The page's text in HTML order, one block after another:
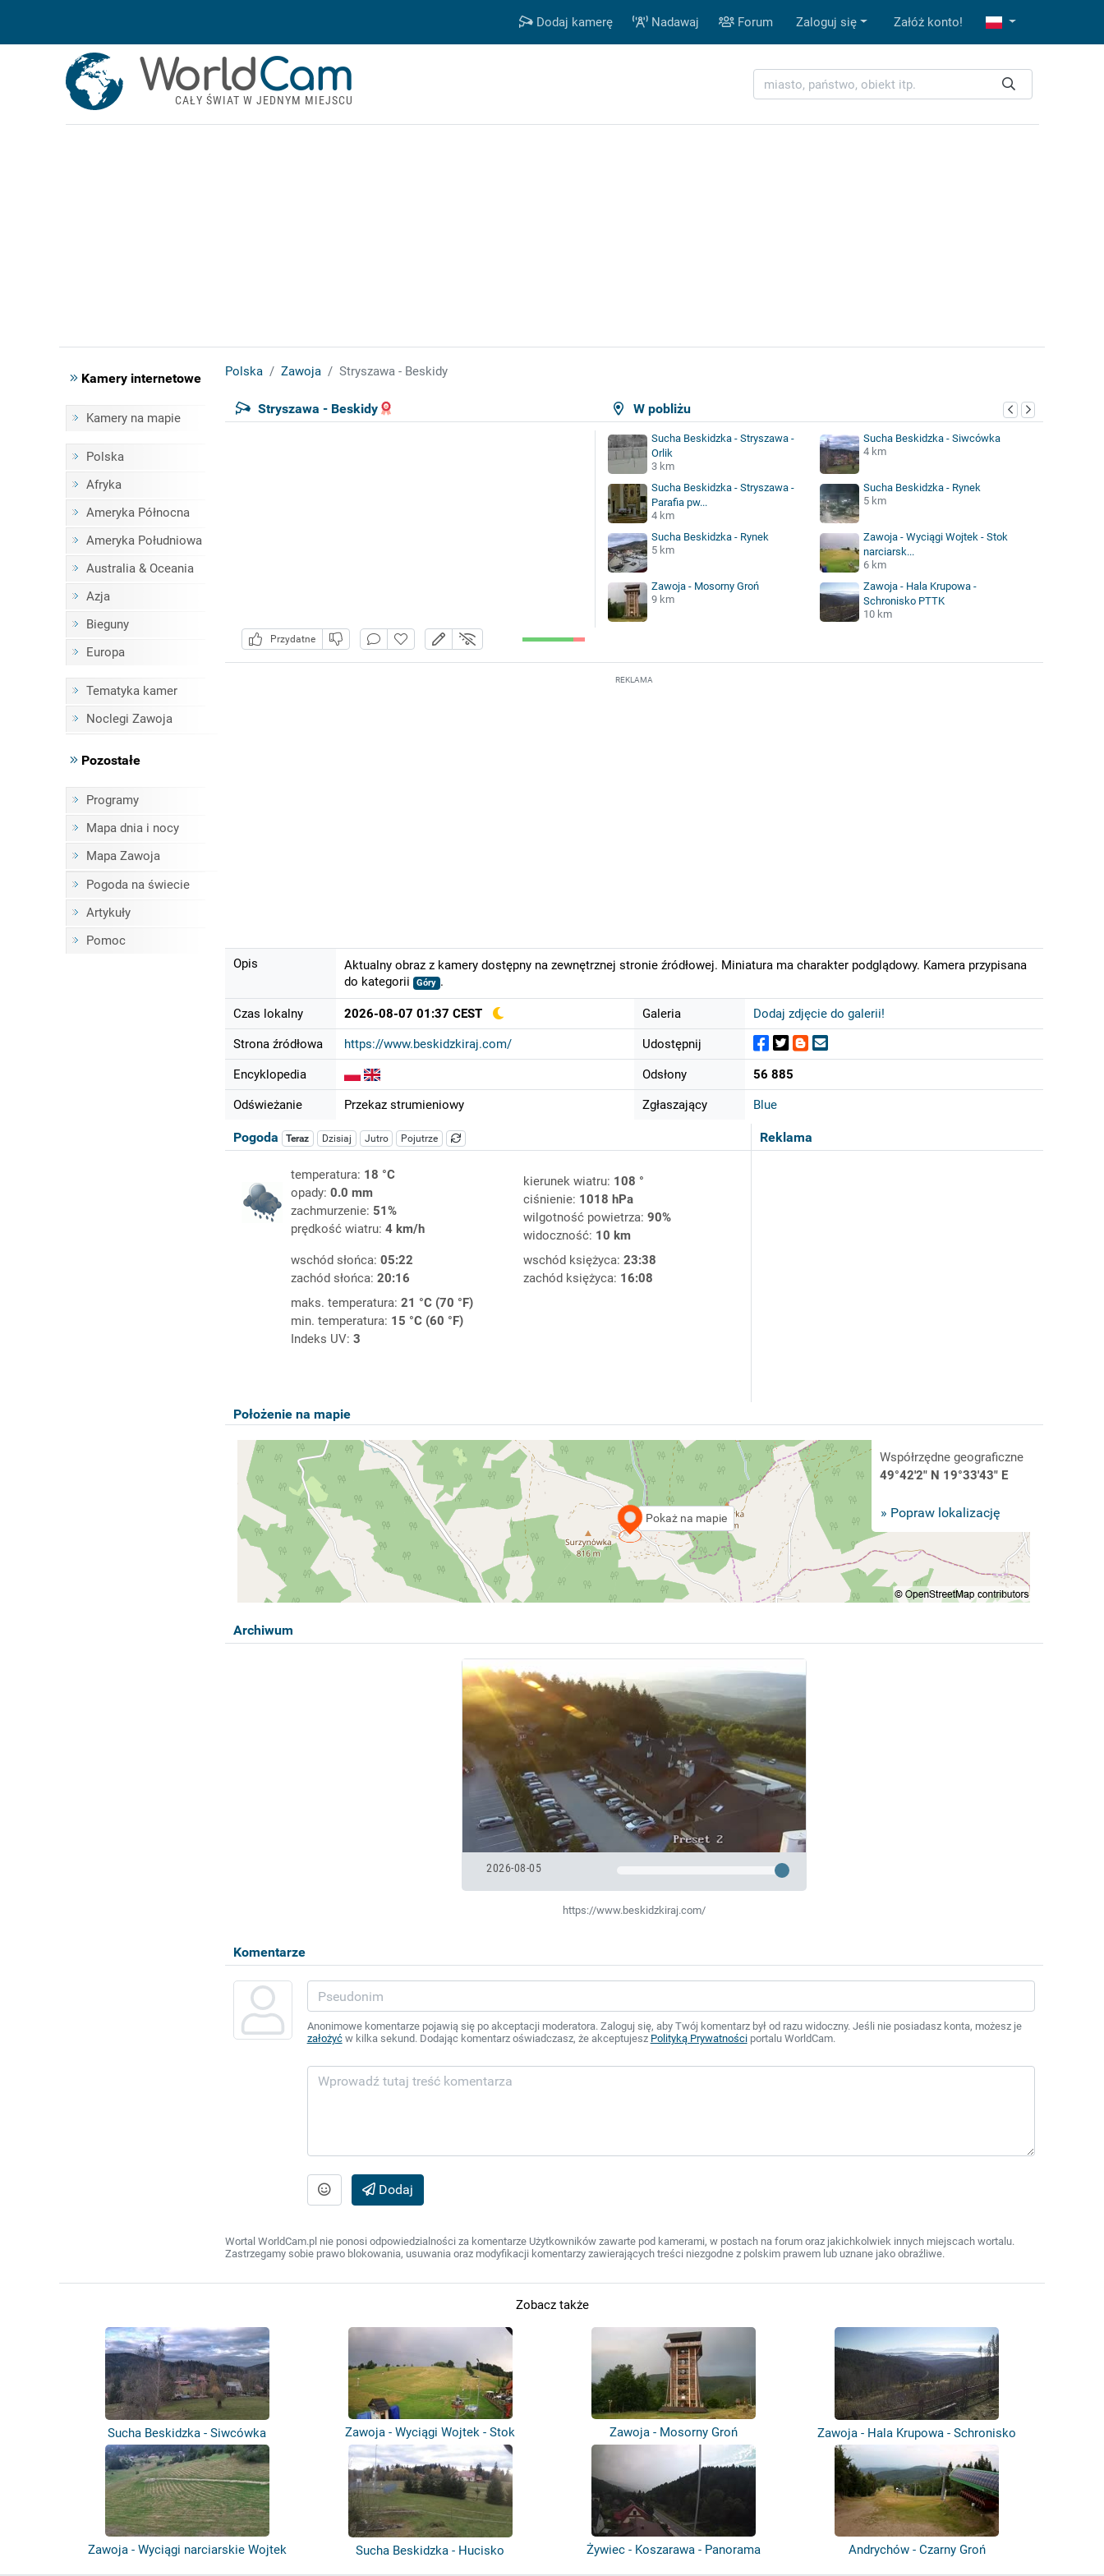
Dodaj kamerę Nadawaj Forum Zaloguj się Załóż konto!
WorldCam
CAŁY ŚWIAT W JEDNYM MIEJSCU
Kamery internetowe
Kamery na mapie
Polska
Afryka
Ameryka Północna
Ameryka Południowa
Australia & Oceania
Azja
Bieguny
Europa
Tematyka kamer
Noclegi Zawoja
Pozostałe
Programy
Mapa dnia i nocy
Mapa Zawoja
Pogoda na świecie
Artykuły
Pomoc
Polska Zawoja Stryszawa - Beskidy
W pobliżu
Stryszawa - Beskidy
Przydatne
Sucha Beskidzka - Stryszawa -
Orlik
3 km
Sucha Beskidzka - Siwcówka
4 km
Sucha Beskidzka - Stryszawa -
Parafia pw...
4 km
Sucha Beskidzka - Rynek
5 km
Sucha Beskidzka - Rynek
5 km
Zawoja - Wyciągi Wojtek - Stok
narciarsk...
6 km
Zawoja - Mosorny Groń
9 km
Zawoja - Hala Krupowa -
Schronisko PTTK
10 km
REKLAMA
Opis
Aktualny obraz z kamery dostępny na zewnętrznej stronie źródłowej. Miniatura ma charakter podglądowy. Kamera przypisana
do kategorii
Góry .
Czas lokalny 2026-08-07 01:37 CEST
Strona źródłowa https://www.beskidzkiraj.com/
Encyklopedia
Odświeżanie Przekaz strumieniowy
Galeria Dodaj zdjęcie do galerii!
Udostępnij
Odsłony 56 885
Zgłaszający Blue
Reklama
Pogoda Teraz Dzisiaj Jutro Pojutrze
temperatura: 18 °C
opady: 0.0 mm
zachmurzenie: 51%
prędkość wiatru: 4 km/h
kierunek wiatru: 108 °
ciśnienie: 1018 hPa
wilgotność powietrza: 90%
widoczność: 10 km
wschód słońca: 05:22
zachód słońca: 20:16
wschód księżyca: 23:38
zachód księżyca: 16:08
maks. temperatura: 21 °C (70 °F)
min. temperatura: 15 °C (60 °F)
Indeks UV: 3
Położenie na mapie
Pokaż na mapie
Współrzędne geograficzne
49°42'2" N 19°33'43" E
» Popraw lokalizację
Archiwum
2026-08-05
https://www.beskidzkiraj.com/
Komentarze
Anonimowe komentarze pojawią się po akceptacji moderatora. Zaloguj się, aby Twój komentarz był od razu widoczny. Jeśli nie posiadasz konta, możesz je
założyćw kilka sekund. Dodając komentarz oświadczasz, że akceptujesz Polityką Prywatnościportalu WorldCam.
Dodaj
Wortal WorldCam.pl nie ponosi odpowiedzialności za komentarze Użytkowników zawarte pod kamerami, w postach na forum oraz jakichkolwiek innych miejscach wortalu.
Zastrzegamy sobie prawo blokowania, usuwania oraz modyfikacji komentarzy zawierających treści niezgodne z polskim prawem lub uznane jako obraźliwe.
Zobacz także
Sucha Beskidzka - Siwcówka
Zawoja - Wyciągi Wojtek - Stok
narciarsk...
Zawoja - Mosorny Groń
Zawoja - Hala Krupowa - Schronisko
Zawoja - Wyciągi narciarskie Wojtek Sucha Beskidzka - Hucisko Żywiec - Koszarawa - Panorama Andrychów - Czarny Groń